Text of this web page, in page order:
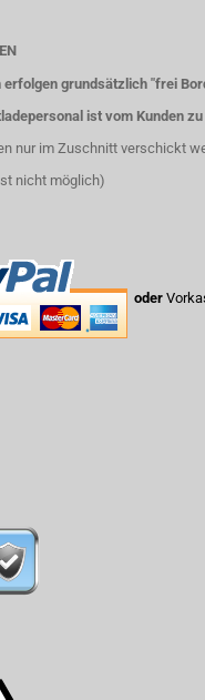
grundsätzlich "frei
ist vom Kunden
nur im Zuschnitt verschickt
nicht möglich)
oder